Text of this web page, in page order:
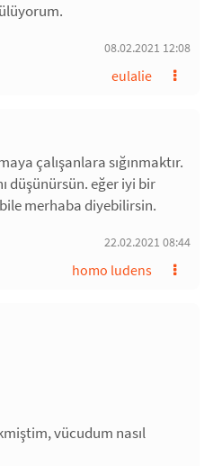
08.02.2021 12:08
eulalie
çalışanlara sığınmaktır.
düşünürsün. eğer iyi bir
merhaba diyebilirsin.
22.02.2021 08:44
homo ludens
vücudum nasıl